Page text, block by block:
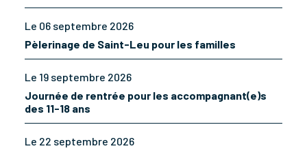
Le 06 septembre 2026
Pèlerinage de Saint-Leu pour les familles
Le 19 septembre 2026
Journée de rentrée pour les accompagnant(e)s
des 11-18 ans
Le 22 septembre 2026